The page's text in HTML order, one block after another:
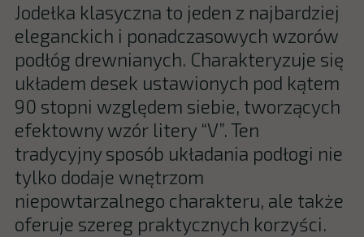
Jodełka klasyczna to jeden z najbardziej
eleganckich i ponadczasowych wzorów
podłóg drewnianych. Charakteryzuje się
układem desek ustawionych pod kątem
90 stopni względem siebie, tworzących
efektowny wzór litery “V”. Ten
tradycyjny sposób układania podłogi nie
tylko dodaje wnętrzom
niepowtarzalnego charakteru, ale także
oferuje szereg praktycznych korzyści.